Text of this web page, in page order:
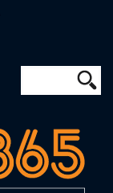
Φόρμα
Αναζήτηση